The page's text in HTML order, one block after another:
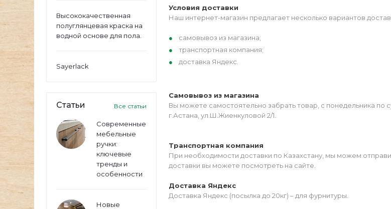
Высококачественная
полуглянцевая краска на
водной основе для пола.
Sayerlack
Статьи Все статьи
Современные
мебельные
ручки:
ключевые
тренды и
особенности
Новые
Условия доставки
Наш интернет-магазин предлагает несколько вариантов
самовывоз из магазина;
транспортная компания;
доставка Яндекс.
Самовывоз из магазина
Вы можете самостоятельно забрать товар, с понедельника по
г.Астана, ул.Ш.Жиенкуловой 2/1.
Транспортная компания
При необходимости доставки по Казахстану, мы можем
доставки вы можете посмотреть на сайте.
Доставка Яндекс
Доставка Яндекс (посылка до 20кг) – для фурнитуры.